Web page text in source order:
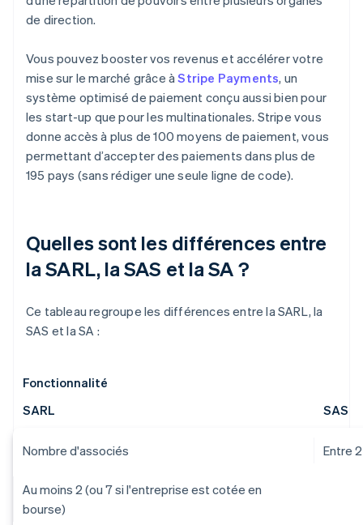
de direction.
Vous pouvez booster vos revenus et accélérer votre
mise sur le marché grâce àStripe Payments, un
système optimisé de paiement conçu aussi bien pour
les start-up que pour les multinationales. Stripe vous
donne accès à plus de 100 moyens de paiement, vous
permettant d’accepter des paiements dans plus de
195 pays (sans rédiger une seule ligne de code).
Quelles sont les différences entre
la SARL, la SAS et la SA ?
Ce tableau regroupe les différences entre la SARL, la
SAS et la SA :
Fonctionnalité
SARL
SAS
Nombre d'associés Entre
Au moins 2 (ou 7 si l'entreprise est cotée en
bourse)